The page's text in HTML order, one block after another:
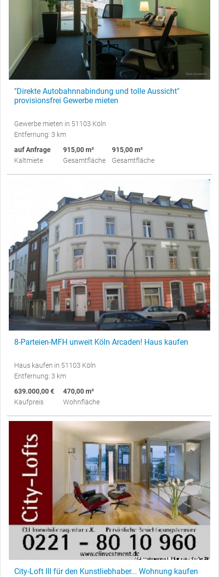
"Direkte Autobahnnabindung und tolle Aussicht"
provisionsfrei Gewerbe mieten
Gewerbe mieten in 51103 Köln
Entfernung: 3 km
auf Anfrage
Kaltmiete
915,00 m²
Gesamtfläche
915,00 m²
Gesamtfläche
8-Parteien-MFH unweit Köln Arcaden! Haus kaufen
Haus kaufen in 51103 Köln
Entfernung: 3 km
639.000,00 €
Kaufpreis
470,00 m²
Wohnfläche
City-Loft III für den Kunstliebhaber... Wohnung kaufen